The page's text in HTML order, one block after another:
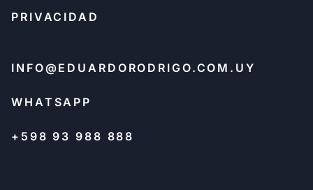
PRIVACIDAD
INFO@EDUARDORODRIGO.COM.UY
WHATSAPP
+598 93 988 888